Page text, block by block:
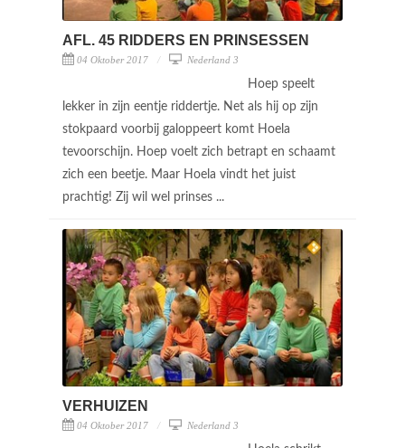
AFL. 45 RIDDERS EN PRINSESSEN
04 Oktober 2017 Nederland 3
Hoep speelt
lekker in zijn eentje riddertje. Net als hij op zijn
stokpaard voorbij galoppeert komt Hoela
tevoorschijn. Hoep voelt zich betrapt en schaamt
zich een beetje. Maar Hoela vindt het juist
prachtig! Zij wil wel prinses ...
VERHUIZEN
04 Oktober 2017 Nederland 3